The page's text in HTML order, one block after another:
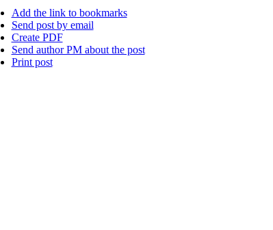
Add the link to bookmarks
Send post by email
Create PDF
Send author PM about the post
Print post